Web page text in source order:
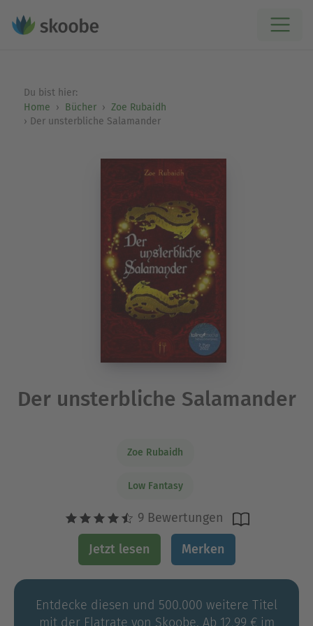
Du bist hier:
Home
Bücher
Zoe Rubaidh
Der unsterbliche Salamander
Der unsterbliche Salamander
Zoe Rubaidh
Low Fantasy
9 Bewertungen
Jetzt lesen Merken
Entdecke diesen und 500.000 weitere Titel
mit der Flatrate von Skoobe. Ab 12,99 € im